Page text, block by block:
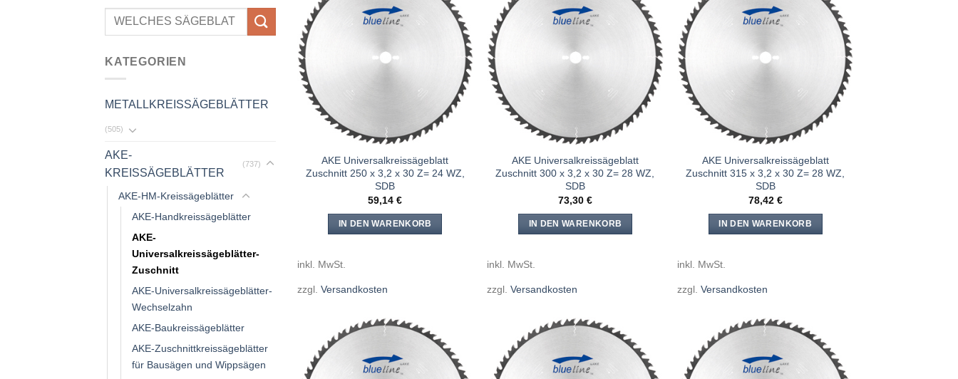
Suchen
KATEGORIEN
METALLKREISSÄGEBLÄTTER
(505)
AKE-
KREISSÄGEBLÄTTER
(737)
AKE-HM-Kreissägeblätter
AKE-Handkreissägeblätter
AKE-
Universalkreissägeblätter-
Zuschnitt
AKE-Universalkreissägeblätter-
Wechselzahn
AKE-Baukreissägeblätter
AKE-Zuschnittkreissägeblätter
für Bausägen und Wippsägen
AKE Universalkreissägeblatt
Zuschnitt 250 x 3,2 x 30 Z= 24 WZ,
SDB
59,14€
IN DEN WARENKORB
inkl. MwSt.
zzgl. Versandkosten
AKE Universalkreissägeblatt
Zuschnitt 300 x 3,2 x 30 Z= 28 WZ,
SDB
73,30 €
IN DEN WARENKORB
inkl. MwSt.
zzgl.Versandkosten
AKE Universalkreissägeblatt
Zuschnitt 315 x 3,2 x 30 Z= 28 WZ,
SDB
78,42 €
IN DEN WARENKORB
inkl. MwSt.
zzgl.Versandkosten